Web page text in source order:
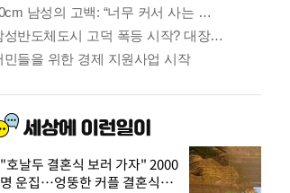
"호날두 결혼식 보러 가자" 2000
명 운집…엉뚱한 커플 결혼식에